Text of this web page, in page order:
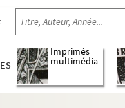
Imprimés
multimédia